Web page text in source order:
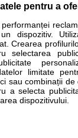
Ele nu pot substitui
fie medicul Dvs., fie
pentru a
dispozitiv.
Crearea
selectarea
limitate
sau combinații de
a selecta
dispozitivului.